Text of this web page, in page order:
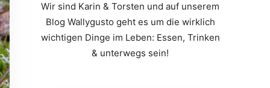
Wir sind Karin & Torsten und auf unserem
Blog Wallygusto geht es um die wirklich
wichtigen Dinge im Leben: Essen, Trinken
& unterwegs sein!